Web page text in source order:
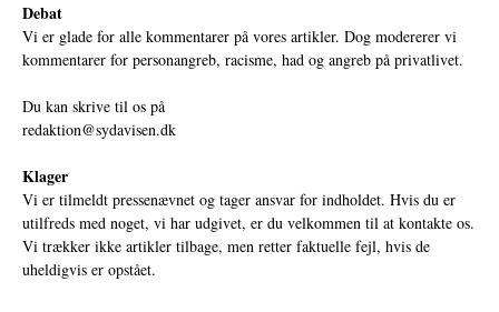
Debat
Vi er glade for alle kommentarer på vores artikler. Dog modererer vi
kommentarer for personangreb, racisme, had og angreb på privatlivet.
Du kan skrive til os på
redaktion@sydavisen.dk
Klager
Vi er tilmeldt pressenævnet og tager ansvar for indholdet. Hvis du er
utilfreds med noget, vi har udgivet, er du velkommen til at kontakte os.
Vi trækker ikke artikler tilbage, men retter faktuelle fejl, hvis de
uheldigvis er opstået.